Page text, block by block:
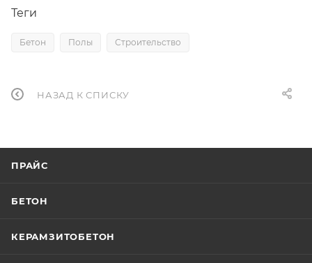
Теги
Бетон Полы Строительство
НАЗАД К СПИСКУ
ПРАЙС
БЕТОН
КЕРАМЗИТОБЕТОН